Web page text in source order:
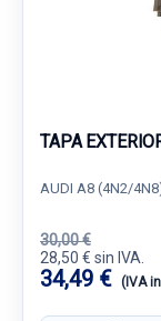
TAPA
AUDI A8 (4N2/
30,00 €
28,50 € sin IVA.
34,49 € (IVA